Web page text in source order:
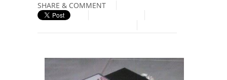
SHARE & COMMENT